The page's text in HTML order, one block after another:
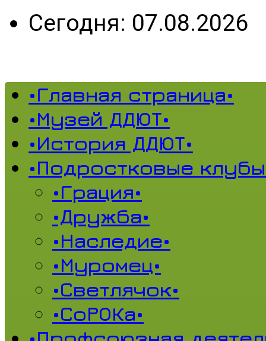
Сегодня: 07.08.2026
•Главная страница•
•Музей ДДЮТ•
•История ДДЮТ•
•Подростковые
•Грация•
•Дружба•
•Наследие•
•Муромец•
•Светлячок•
•СоРОКа•